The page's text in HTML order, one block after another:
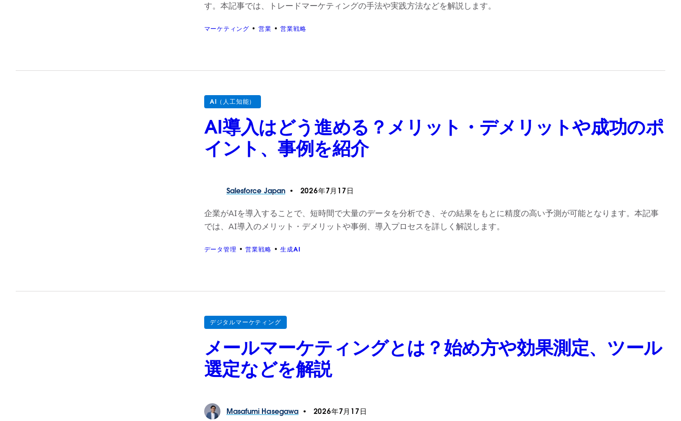
す。本記事では、トレードマーケティングの手法や実践方法などを解説します。
マーケティング 営業 営業戦略
AI（人工知能）
AI導入はどう進める？メリット・デメリットや成功のポ
イント、事例を紹介
Salesforce Japan 2026年7月17日
企業がAIを導入することで、短時間で大量のデータを分析でき、その結果をもとに精度の高い予測が可能となります。本記事
では、AI導入のメリット・デメリットや事例、導入プロセスを詳しく解説します。
データ管理 営業戦略 生成AI
デジタルマーケティング
メールマーケティングとは？始め方や効果測定、ツール
選定などを解説
Masafumi Hasegawa 2026年7月17日